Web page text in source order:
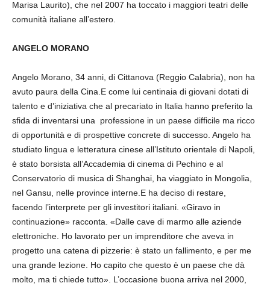
Marisa Laurito), che nel 2007 ha toccato i maggiori teatri delle
comunità italiane all’estero.
ANGELO MORANO
Angelo Morano, 34 anni, di Cittanova (Reggio Calabria), non ha
avuto paura della Cina.E come lui centinaia di giovani dotati di
talento e d’iniziativa che al precariato in Italia hanno preferito la
sfida di inventarsi una professione in un paese difficile ma ricco
di opportunità e di prospettive concrete di successo. Angelo ha
studiato lingua e letteratura cinese all’Istituto orientale di Napoli,
è stato borsista all’Accademia di cinema di Pechino e al
Conservatorio di musica di Shanghai, ha viaggiato in Mongolia,
nel Gansu, nelle province interne.E ha deciso di restare,
facendo l’interprete per gli investitori italiani. «Giravo in
continuazione» racconta. «Dalle cave di marmo alle aziende
elettroniche. Ho lavorato per un imprenditore che aveva in
progetto una catena di pizzerie: è stato un fallimento, e per me
una grande lezione. Ho capito che questo è un paese che dà
molto, ma ti chiede tutto». L’occasione buona arriva nel 2000,